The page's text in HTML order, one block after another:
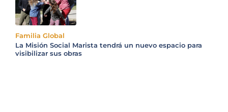
Familia Global
La Misión Social Marista tendrá un nuevo espacio para
visibilizar sus obras